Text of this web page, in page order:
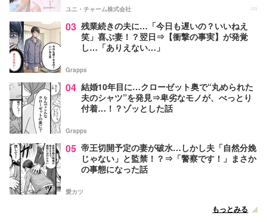
ユニ・チャーム株式会社 PR
03 残業続きの夫に…「今日も遅いの？いいねえ
笑」喜ぶ妻！？翌日⇒【衝撃の事実】が発覚
し…「ありえない…」
Grapps
04 結婚10年目に…クローゼット奥で“丸められた
夫のシャツ”を発見⇒卑劣なモノが、べっとり
付着…！？ゾッとした話
Grapps
05 帝王切開予定の妻が破水…しかし夫「自然分娩
じゃない」と監禁！？⇒「警察です！」まさか
の事態になった話
愛カツ
もっとみる